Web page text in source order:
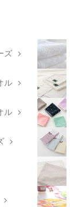
ズ
ル
ル